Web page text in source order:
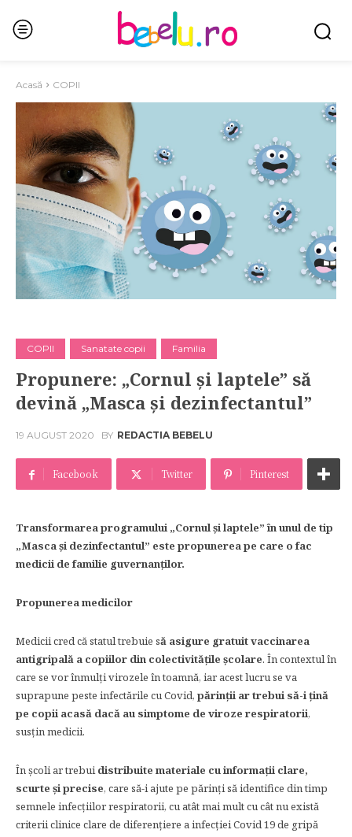
Acasă COPII
COPII Sanatate copii Familia
Propunere: „Cornul şi laptele” să
devină „Masca şi dezinfectantul”
19 AUGUST 2020 BY REDACTIA BEBELU
Facebook Twitter Pinterest
Transformarea programului „Cornul şi laptele” în unul de tip
„Masca şi dezinfectantul” este propunerea pe care o fac
medicii de familie guvernanţilor.
Propunerea medicilor
Medicii cred că statul trebuie să asigure gratuit vaccinarea
antigripală a copiilor din colectivităţile şcolare. În contextul în
care se vor înmulţi virozele în toamnă, iar acest lucru se va
suprapune peste infectările cu Covid, părinţii ar trebui să-i ţină
pe copii acasă dacă au simptome de viroze respiratorii,
susțin medicii.
În şcoli ar trebuidistribuite materiale cu informaţii clare,
scurte şi precise, care să-i ajute pe părinţi să identifice din timp
semnele infecţiilor respiratorii, cu atât mai mult cu cât nu există
criterii clinice clare de diferenţiere a infecţiei Covid 19 de gripă